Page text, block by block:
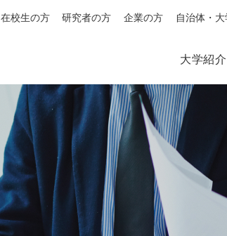
在校生の方 研究者の方 企業の方 自治体・
大学紹介